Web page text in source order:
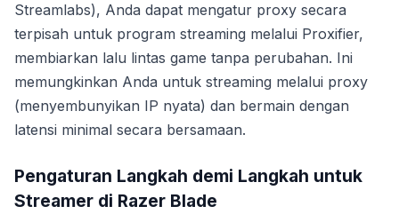
Streamlabs), Anda dapat mengatur proxy secara
terpisah untuk program streaming melalui Proxifier,
membiarkan lalu lintas game tanpa perubahan. Ini
memungkinkan Anda untuk streaming melalui proxy
(menyembunyikan IP nyata) dan bermain dengan
latensi minimal secara bersamaan.
Pengaturan Langkah demi Langkah untuk
Streamer di Razer Blade